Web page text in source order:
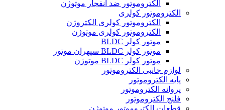
الکتروموتور ضد انفجار موتوژن
الکتروموتور کولری
الکتروموتور کولری الکتروژن
الکتروموتور کولری موتوژن
موتور کولر BLDC
موتور کولر BLDC سپهران موتور
موتور کولر BLDC موتوژن
لوازم جانبی الکتروموتور
پایه الکتروموتور
پروانه الکتروموتور
فلنج الکتروموتور